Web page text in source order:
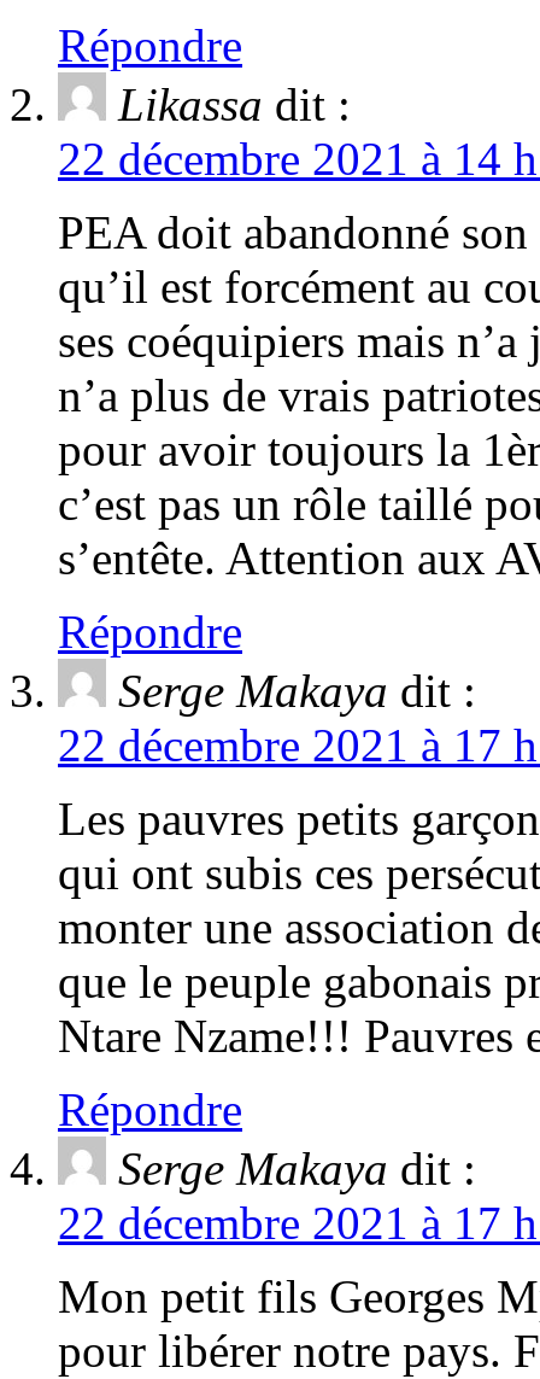
Répondre
Likassa dit :
22 décembre 2021 à 14
PEA doit abandonné
qu’il est forcément au
ses coéquipiers mais
n’a plus de vrais
pour avoir toujours la
c’est pas un rôle taillé
s’entête. Attention aux
Répondre
Serge Makaya dit :
22 décembre 2021 à 17
Les pauvres petits
qui ont subis ces
monter une association
que le peuple gabonais
Ntare Nzame!!! Pauvres
Répondre
Serge Makaya dit :
22 décembre 2021 à 17
Mon petit fils Georges
pour libérer notre pays.